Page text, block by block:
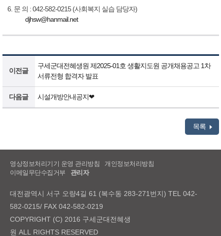
6. 문 의 : 042-582-0215 (사회복지 실습 담당자)
djhsw@hanmail.net
이전글
구세군대전혜생원 제2025-01호 생활지도원 공개채용공고 1차
서류전형 합격자 발표
다음글 시설개방안내공지❤
목록
영상정보처리기기 운영 관리방침
개인정보처리방침
이메일무단수집거부
관리자
대전광역시 서구 오량4길 61 (복수동 283-271번지) TEL 042-
582-0215/ FAX 042-582-0219
COPYRIGHT (C) 2016 구세군대전혜생
원 ALL RIGHTS RESERVED